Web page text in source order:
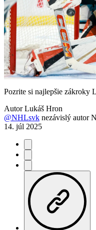
Pozrite si najlepšie zákroky
Autor Lukáš Hron
@NHLsvk nezávislý autor
14. júl 2025